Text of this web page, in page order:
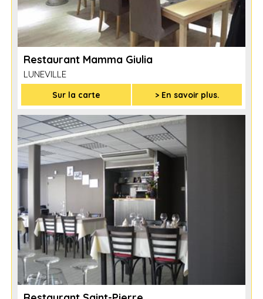
Restaurant Mamma Giulia
LUNEVILLE
Sur la carte > En savoir plus.